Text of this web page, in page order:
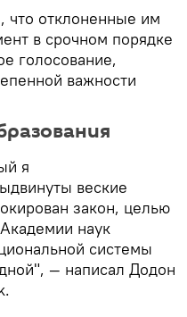
что отклоненные им
в срочном порядке
голосование,
важности
я
веские
закон, целью
наук
системы
— написал Додон